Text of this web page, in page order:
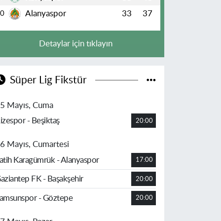
Alanyaspor 33 37
Detaylar için tıklayın
Süper Lig Fikstür
Mayıs, Cuma
- Beşiktaş
20:00
Mayıs, Cumartesi
Karagümrük - Alanyaspor
17:00
FK - Başakşehir 20:00
- Göztepe 20:00